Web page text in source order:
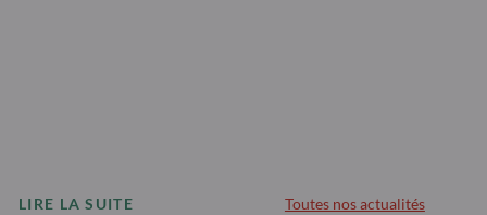
LIRE LA SUITE Toutes nos actualités